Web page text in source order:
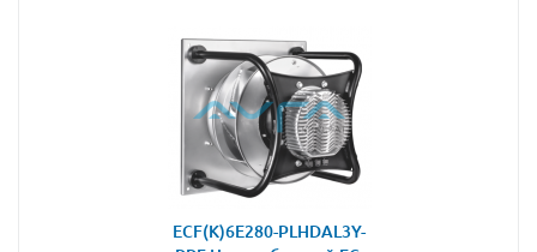
ECF(K)6E280-PLHDAL3Y-